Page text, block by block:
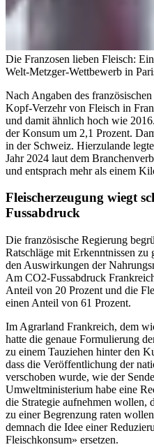
Die Franzosen lieben Fleisch:
Welt-Metzger-Wettbewerb in
Nach Angaben des
Kopf-Verzehr von Fleisch in
und damit ähnlich hoch wie
der Konsum um 2,1 Prozent.
in der Schweiz. Hierzulande
Jahr 2024 laut dem
und entsprach mehr als einem
Fleischerzeugung wiegt
Fussabdruck
Die französische Regierung
Ratschläge mit Erkenntnissen zu
den Auswirkungen der
Am CO2-Fussabdruck
Anteil von 20 Prozent und die
einen Anteil von 61 Prozent.
Im Agrarland Frankreich, dem
hatte die genaue Formulierung
zu einem Tauziehen hinter den
dass die Veröffentlichung der
verschoben wurde, wie der
Umweltministerium habe eine
die Strategie aufnehmen wollen,
zu einer Begrenzung raten
demnach die Idee einer
Fleischkonsum» ersetzen.